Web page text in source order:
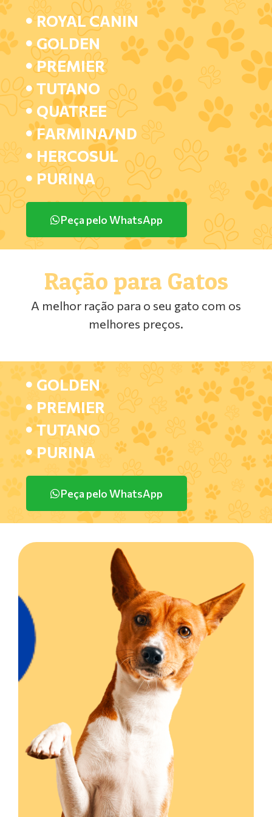
ROYAL CANIN
GOLDEN
PREMIER
TUTANO
QUATREE
FARMINA/ND
HERCOSUL
PURINA
Peça pelo WhatsApp
Ração para Gatos
A melhor ração para o seu gato com os
melhores preços.
GOLDEN
PREMIER
TUTANO
PURINA
Peça pelo WhatsApp